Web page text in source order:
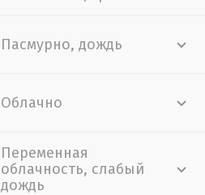
Пасмурно, дождь
Облачно
Переменная
облачность, слабый
дождь